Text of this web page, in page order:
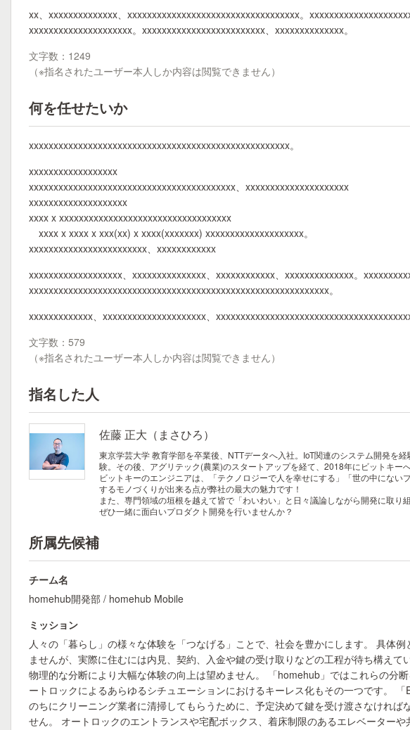
xx、xxxxxxxxxxxxxx、xxxxxxxxxxxxxxxxxxxxxxxxxxxxxxxxxxx。
xxxxxxxxxxxxxxxxxxxxx。xxxxxxxxxxxxxxxxxxxxxxxxx、xxxxxxxxxxxxxx。
文字数：1249
（※指名されたユーザー本人しか内容は閲覧できません）
何を任せたいか
xxxxxxxxxxxxxxxxxxxxxxxxxxxxxxxxxxxxxxxxxxxxxxxxxxxxx。
xxxxxxxxxxxxxxxxxx
xxxxxxxxxxxxxxxxxxxxxxxxxxxxxxxxxxxxxxxxxx、xxxxxxxxxxxxxxxxxxxxx
xxxxxxxxxxxxxxxxxxxx
xxxx x xxxxxxxxxxxxxxxxxxxxxxxxxxxxxxxxxxx
xxxx x xxxx x xxx(xx) x xxxx(xxxxxxx) xxxxxxxxxxxxxxxxxxxx。
xxxxxxxxxxxxxxxxxxxxxxxx、xxxxxxxxxxxx
xxxxxxxxxxxxxxxxxxx、xxxxxxxxxxxxxxx、xxxxxxxxxxxx、xxxxxxxxxxxxxx。
xxxxxxxxxxxxxxxxxxxxxxxxxxxxxxxxxxxxxxxxxxxxxxxxxxxxxxxxxxxxx。
xxxxxxxxxxxxx、xxxxxxxxxxxxxxxxxxxxx、
文字数：579
（※指名されたユーザー本人しか内容は閲覧できません）
指名した人
佐藤 正大（まさひろ）
東京学芸大学 教育学部を卒業後、NTTデータへ入社。IoT関連のシステム開発を
験。その後、アグリテック(農業)のスタートアップを経て、2018年にビットキー
ビットキーのエンジニアは、「テクノロジーで人を幸せにする」「世の中にな
するモノづくりが出来る点が弊社の最大の魅力です！
また、専門領域の垣根を越えて皆で「わいわい」と日々議論しながら開発に取り
ぜひ一緒に面白いプロダクト開発を行いませんか？
所属先候補
チーム名
homehub開発部 / homehub Mobile
ミッション
人々の「暮らし」の様々な体験を「つなげる」ことで、社会を豊かにします。 具体
ませんが、実際に住むには内見、契約、入金や鍵の受け取りなどの工程が待ち構え
物理的な分断により大幅な体験の向上は望めません。 「homehub」ではこれらの分
ートロックによるあらゆるシチュエーションにおけるキーレス化もその一つです。
のちにクリーニング業者に清掃してもらうために、予定決めて鍵を受け渡さなけれ
せん。 オートロックのエントランスや宅配ボックス、着床制限のあるエレベーター